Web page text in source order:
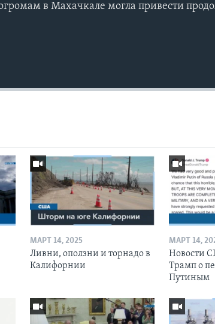
в Махачкале могла привести
МАРТ 14, 2025
Ливни, оползни и торнадо в
Калифорнии
МАРТ 14,
Новости
Трамп о
Путиным